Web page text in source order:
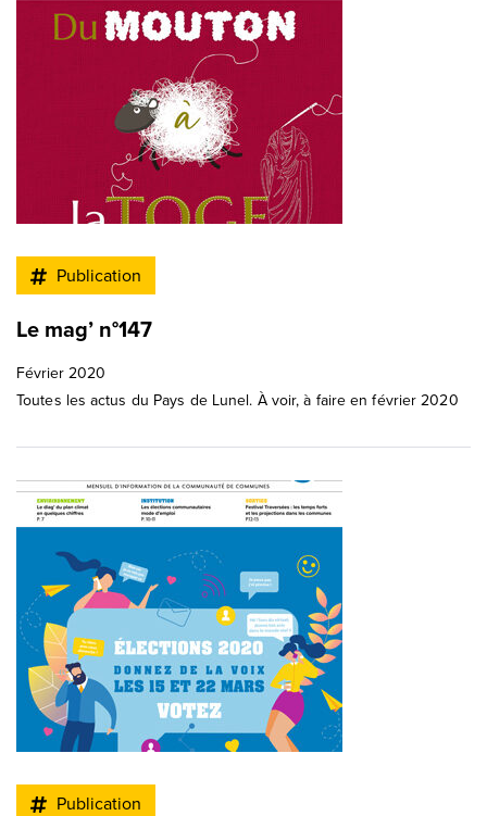
Publication
Le mag’ n°147
Février 2020
Toutes les actus du Pays de Lunel. À voir, à faire en février 2020
Publication